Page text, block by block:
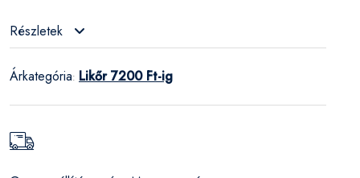
Részletek
Árkategória: Likőr 7200 Ft-ig